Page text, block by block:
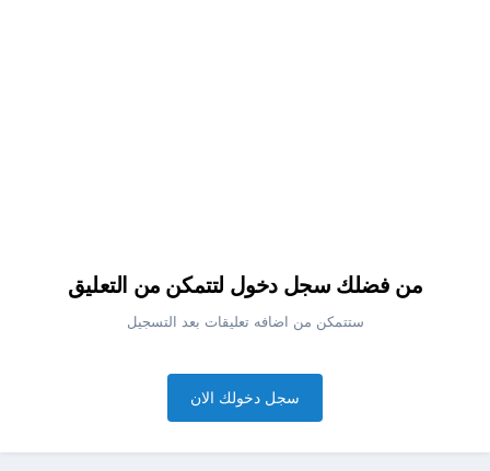
من فضلك سجل دخول لتتمكن من التعليق
ستتمكن من اضافه تعليقات بعد التسجيل
سجل دخولك الان